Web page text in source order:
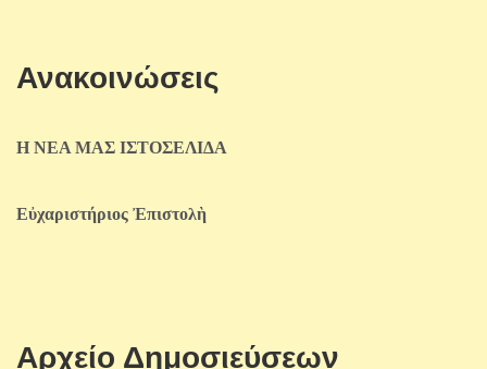
Ανακοινώσεις
Η ΝΕΑ ΜΑΣ ΙΣΤΟΣΕΛΙΔΑ
Εὐχαριστήριος Ἐπιστολὴ
Αρχείο Δημοσιεύσεων